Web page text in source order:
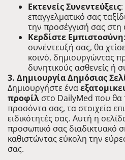
Εκτενείς Συνεντεύξεις
επαγγελματικό σας
την προσέγγισή σας
Κερδίστε Εμπιστοσύνη
συνέντευξή σας, θα
κοινό, δημιουργώντας
δυνητικούς ασθενείς ή
3. Δημιουργία Δημόσιας
Δημιουργήστε ένα
προφίλ στο DailyMed που θα
προσόντα σας, τα στοιχεία
ειδικότητές σας. Αυτή η
προσωπικό σας διαδικτυακό
καθιστώντας εύκολη την
σας.